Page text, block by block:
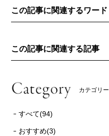
この記事に関連するワード
この記事に関連する記事
カテゴリー
すべて(94)
おすすめ(3)